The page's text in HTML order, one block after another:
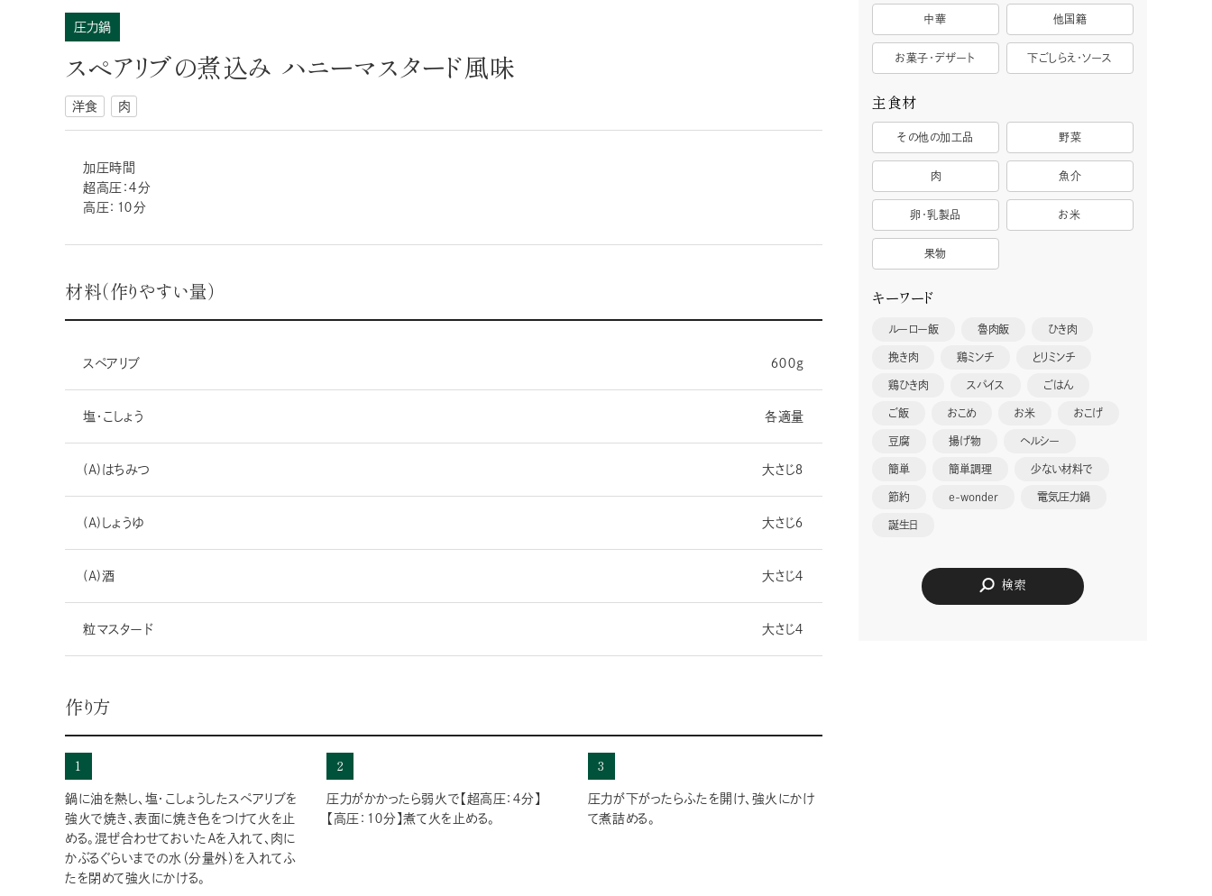
圧力鍋
スペアリブの煮込み ハニーマスタード風味
洋食 肉
加圧時間
超高圧：４分
高圧：１０分
材料（作りやすい量）
スペアリブ ６００g
塩・こしょう 各適量
(A)はちみつ 大さじ８
(A)しょうゆ 大さじ６
(A)酒 大さじ４
粒マスタード 大さじ４
作り方
1
鍋に油を熱し、塩・こしょうしたスペアリブを
強火で焼き、表面に焼き色をつけて火を止
める。混ぜ合わせておいたＡを入れて、肉に
かぶるぐらいまでの水（分量外）を入れてふ
たを閉めて強火にかける。
2
圧力がかかったら弱火で【超高圧：４分】
【高圧：１０分】煮て火を止める。
3
圧力が下がったらふたを開け、強火にかけ
て煮詰める。
中華 他国籍
お菓子・デザート 下ごしらえ・ソース
主食材
その他の加工品 野菜
肉 魚介
卵・乳製品 お米
果物
キーワード
ルーロー飯 魯肉飯 ひき肉
挽き肉 鶏ミンチ とりミンチ
鶏ひき肉 スパイス ごはん
ご飯 おこめ お米 おこげ
豆腐 揚げ物 ヘルシー
簡単 簡単調理 少ない材料で
節約 e-wonder 電気圧力鍋
誕生日
検索